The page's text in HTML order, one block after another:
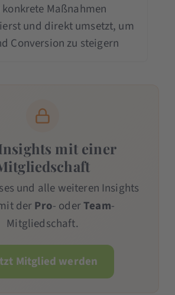
Maßnahmen
und direkt umsetzt, um
Conversion zu steigern
mit einer
und alle weiteren Insights
derPro- oderTeam-
Mitgliedschaft.
Mitglied werden